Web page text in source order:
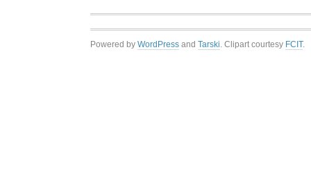
Powered by WordPress and Tarski . Clipart courtesy FCIT.